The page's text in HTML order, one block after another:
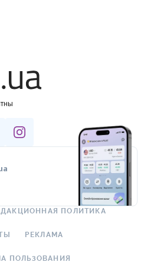
ПОЛИТИКА
РЕКЛАМА
ПОЛЬЗОВАНИЯ